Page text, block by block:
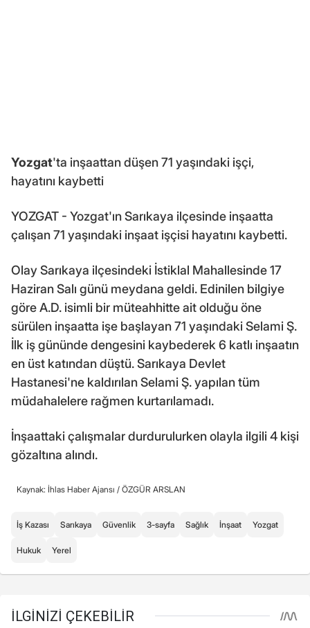
Yozgat'ta inşaattan düşen 71 yaşındaki işçi,
hayatını kaybetti
YOZGAT - Yozgat'ın Sarıkaya ilçesinde inşaatta
çalışan 71 yaşındaki inşaat işçisi hayatını kaybetti.
Olay Sarıkaya ilçesindeki İstiklal Mahallesinde 17
Haziran Salı günü meydana geldi. Edinilen bilgiye
göre A.D. isimli bir müteahhitte ait olduğu öne
sürülen inşaatta işe başlayan 71 yaşındaki Selami Ş.
İlk iş gününde dengesini kaybederek 6 katlı inşaatın
en üst katından düştü. Sarıkaya Devlet
Hastanesi'ne kaldırılan Selami Ş. yapılan tüm
müdahalelere rağmen kurtarılamadı.
İnşaattaki çalışmalar durdurulurken olayla ilgili 4 kişi
gözaltına alındı.
Kaynak: İhlas Haber Ajansı / ÖZGÜR ARSLAN
İş Kazası Sarıkaya Güvenlik 3-sayfa Sağlık İnşaat Yozgat
Hukuk Yerel